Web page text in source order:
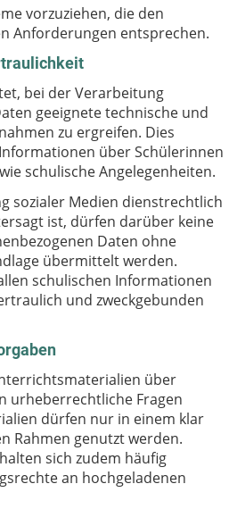
vorzuziehen, die den
Anforderungen entsprechen.
bei der Verarbeitung
geeignete technische und
zu ergreifen. Dies
über Schülerinnen
schulische Angelegenheiten.
sozialer Medien dienstrechtlich
ist, dürfen darüber keine
Daten ohne
übermittelt werden.
schulischen Informationen
und zweckgebunden
über
urheberrechtliche Fragen
dürfen nur in einem klar
Rahmen genutzt werden.
sich zudem häufig
an hochgeladenen